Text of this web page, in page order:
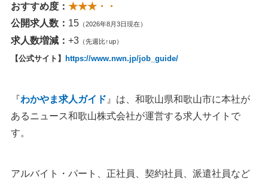
おすすめ度： ★★★・・
公開求人数： 15 （2026年8月3日現在）
求人数増減： +3 （先週比↑up）
【公式サイト】 https://www.nwn.jp/job_guide/
『わかやま求人ガイド 』は、和歌山県和歌山市に本社が
あるニュース和歌山株式会社が運営する求人サイトで
す。
アルバイト・パート、正社員、契約社員、派遣社員など